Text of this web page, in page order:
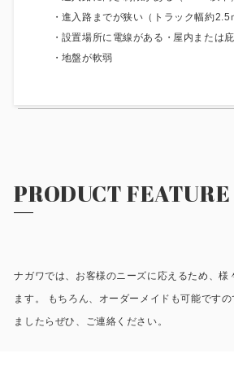
進入路までが狭い（トラック幅約2.5
設置場所に電線がある
屋内または
地盤が軟弱
PRODUCT FEATURE
ナガワでは、お客様のニーズに応えるため、様
ます。 もちろん、オーダーメイドも可能です
ましたらぜひ、ご連絡ください。